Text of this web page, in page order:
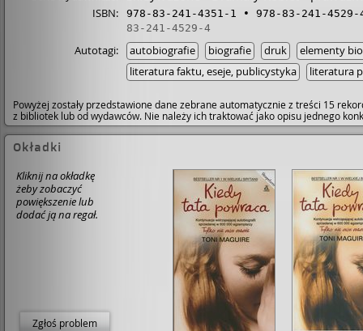
ISBN: 978-83-241-4351-1
978-83-241-4529-
83-241-4529-4
Autotagi: autobiografie biografie druk
elementy
literatura faktu, eseje, publicystyka
literatura
Powyżej zostały przedstawione dane zebrane automatycznie z treści 15
z bibliotek lub od wydawców. Nie należy ich traktować jako opisu jednego
Okładki
Kliknij na okładkę
żeby zobaczyć
powiększenie lub
dodać ją na regał.
Zgłoś problem